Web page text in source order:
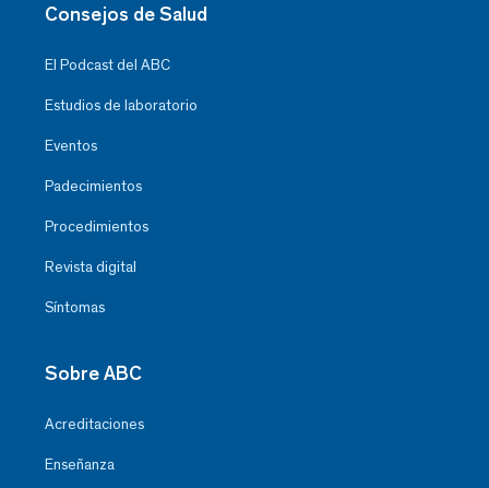
Consejos de Salud
El Podcast del ABC
Estudios de laboratorio
Eventos
Padecimientos
Procedimientos
Revista digital
Síntomas
Sobre ABC
Acreditaciones
Enseñanza